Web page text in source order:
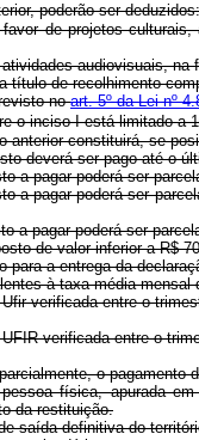
poderão ser deduzidos:
de projetos
audiovisuais,
de recolhimento
noart. 5º da Lei nº
o inciso I está limitado a
anterior constituirá, se
deverá ser pago até o
a pagar poderá ser
a pagar poderá
a pagar poderá ser
de valor inferior a R$
a entrega da
à taxa média
Ufir verificada entre
UFIR verificada
o pagamento
física, apurada
da restituição.
saída definitiva do